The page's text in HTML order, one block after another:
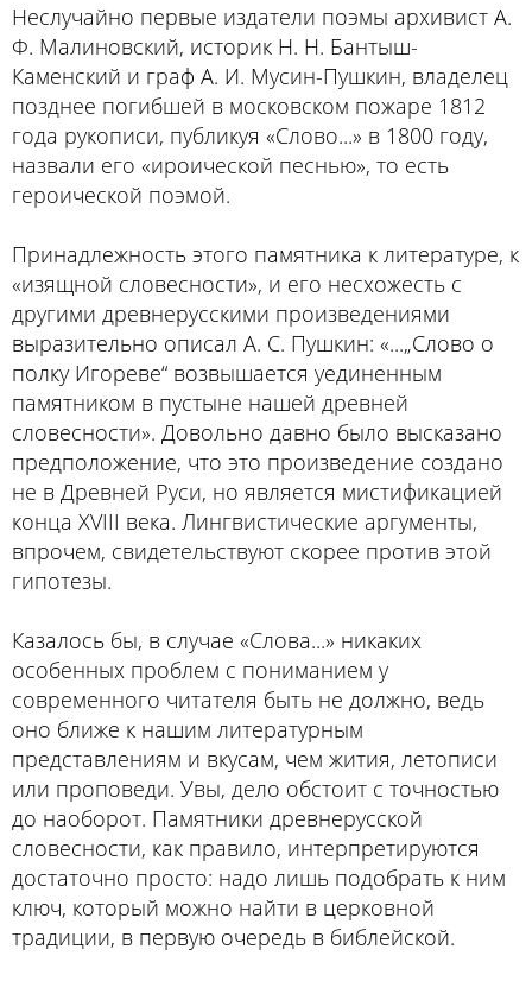
Неслучайно первые издатели поэмы архивист А.
Ф. Малиновский, историк Н. Н. Бантыш-
Каменский и граф А. И. Мусин-Пушкин, владелец
позднее погибшей в московском пожаре 1812
года рукописи, публикуя «Слово...» в 1800 году,
назвали его «ироической песнью», то есть
героической поэмой.
Принадлежность этого памятника к литературе, к
«изящной словесности», и его несхожесть с
другими древнерусскими произведениями
выразительно описал А. С. Пушкин: «...„Слово о
полку Игореве“ возвышается уединенным
памятником в пустыне нашей древней
словесности». Довольно давно было высказано
предположение, что это произведение создано
не в Древней Руси, но является мистификацией
конца XVIII века. Лингвистические аргументы,
впрочем, свидетельствуют скорее против этой
гипотезы.
Казалось бы, в случае «Слова...» никаких
особенных проблем с пониманием у
современного читателя быть не должно, ведь
оно ближе к нашим литературным
представлениям и вкусам, чем жития, летописи
или проповеди. Увы, дело обстоит с точностью
до наоборот. Памятники древнерусской
словесности, как правило, интерпретируются
достаточно просто: надо лишь подобрать к ним
ключ, который можно найти в церковной
традиции, в первую очередь в библейской.